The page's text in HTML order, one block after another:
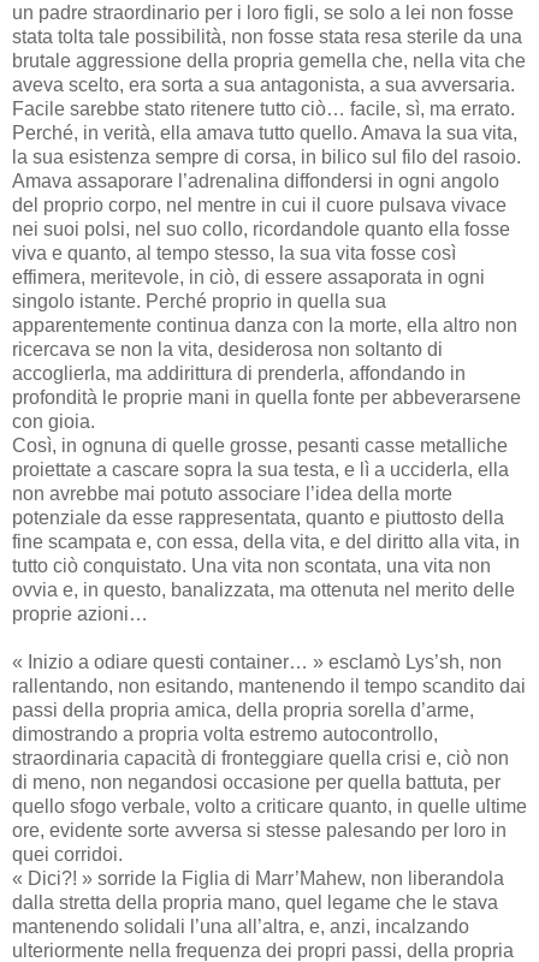
un padre straordinario per i loro figli, se solo a lei non fosse
stata tolta tale possibilità, non fosse stata resa sterile da una
brutale aggressione della propria gemella che, nella vita che
aveva scelto, era sorta a sua antagonista, a sua avversaria.
Facile sarebbe stato ritenere tutto ciò… facile, sì, ma errato.
Perché, in verità, ella amava tutto quello. Amava la sua vita,
la sua esistenza sempre di corsa, in bilico sul filo del rasoio.
Amava assaporare l’adrenalina diffondersi in ogni angolo
del proprio corpo, nel mentre in cui il cuore pulsava vivace
nei suoi polsi, nel suo collo, ricordandole quanto ella fosse
viva e quanto, al tempo stesso, la sua vita fosse così
effimera, meritevole, in ciò, di essere assaporata in ogni
singolo istante. Perché proprio in quella sua
apparentemente continua danza con la morte, ella altro non
ricercava se non la vita, desiderosa non soltanto di
accoglierla, ma addirittura di prenderla, affondando in
profondità le proprie mani in quella fonte per abbeverarsene
con gioia.
Così, in ognuna di quelle grosse, pesanti casse metalliche
proiettate a cascare sopra la sua testa, e lì a ucciderla, ella
non avrebbe mai potuto associare l’idea della morte
potenziale da esse rappresentata, quanto e piuttosto della
fine scampata e, con essa, della vita, e del diritto alla vita, in
tutto ciò conquistato. Una vita non scontata, una vita non
ovvia e, in questo, banalizzata, ma ottenuta nel merito delle
proprie azioni…
« Inizio a odiare questi container… » esclamò Lys’sh, non
rallentando, non esitando, mantenendo il tempo scandito dai
passi della propria amica, della propria sorella d’arme,
dimostrando a propria volta estremo autocontrollo,
straordinaria capacità di fronteggiare quella crisi e, ciò non
di meno, non negandosi occasione per quella battuta, per
quello sfogo verbale, volto a criticare quanto, in quelle ultime
ore, evidente sorte avversa si stesse palesando per loro in
quei corridoi.
« Dici?! » sorride la Figlia di Marr’Mahew, non liberandola
dalla stretta della propria mano, quel legame che le stava
mantenendo solidali l’una all’altra, e, anzi, incalzando
ulteriormente nella frequenza dei propri passi, della propria